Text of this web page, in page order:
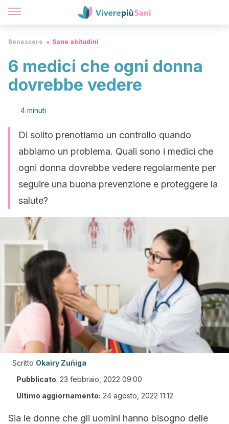
Benessere Sane abitudini
6 medici che ogni donna
dovrebbe vedere
4 minuti
Di solito prenotiamo un controllo quando
abbiamo un problema. Quali sono i medici che
ogni donna dovrebbe vedere regolarmente per
seguire una buona prevenzione e proteggere la
salute?
Scritto Okairy Zuñiga
Pubblicato: 23 febbraio, 2022 09:00
Ultimo aggiornamento: 24 agosto, 2022 11:12
Sia le donne che gli uomini hanno bisogno delle